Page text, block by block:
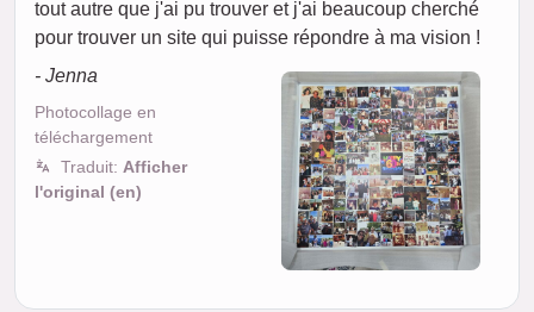
tout autre que j'ai pu trouver et j'ai beaucoup cherché
pour trouver un site qui puisse répondre à ma vision !
- Jenna
Photocollage en
téléchargement
Traduit: Afficher
l'original (en)